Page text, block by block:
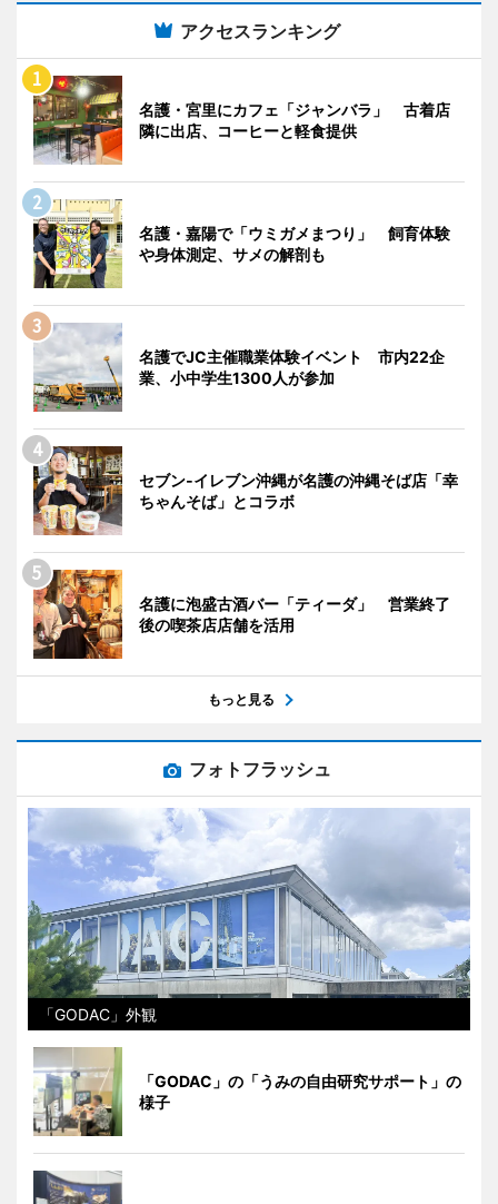
アクセスランキング
名護・宮里にカフェ「ジャンバラ」 古着店
隣に出店、コーヒーと軽食提供
名護・嘉陽で「ウミガメまつり」 飼育体験
や身体測定、サメの解剖も
名護でJC主催職業体験イベント 市内22企
業、小中学生1300人が参加
セブン‐イレブン沖縄が名護の沖縄そば店「幸
ちゃんそば」とコラボ
名護に泡盛古酒バー「ティーダ」 営業終了
後の喫茶店店舗を活用
もっと見る
フォトフラッシュ
「GODAC」外観
「GODAC」の「うみの自由研究サポート」の
様子